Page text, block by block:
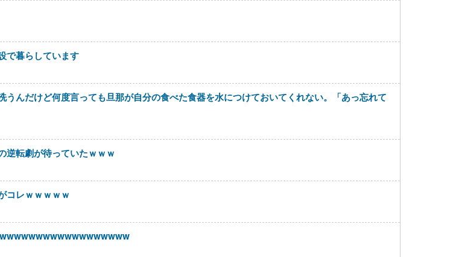
で暮らしています
んだけど何度言っても旦那が自分の食べた食器を水につけておいてくれない。「あっ忘れて
逆転劇が待っていたｗｗｗ
コレｗｗｗｗｗ